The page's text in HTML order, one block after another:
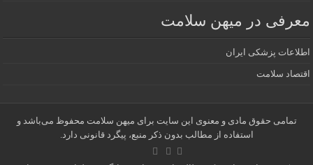
معرفی در میهن سلامت
اطلاعات پزشکی ایران
اقتصاد سلامت
تمامی حقوق مادی و معنوی این سایت برای میهن سلامت محفوظ می‌باشد و
استفاده از مطالب بدون ذکر منبع، پیگرد قانونی دارد.